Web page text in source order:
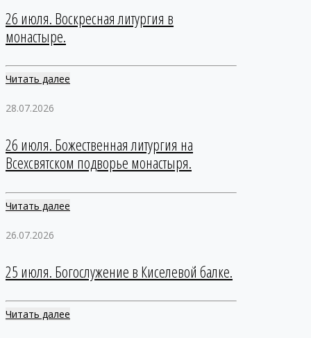
26 июля. Воскресная литургия в
монастыре.
Читать далее
28.07.2026
26 июля. Божественная литургия на
Всехсвятском подворье монастыря.
Читать далее
26.07.2026
25 июля. Богослужение в Киселевой балке.
Читать далее